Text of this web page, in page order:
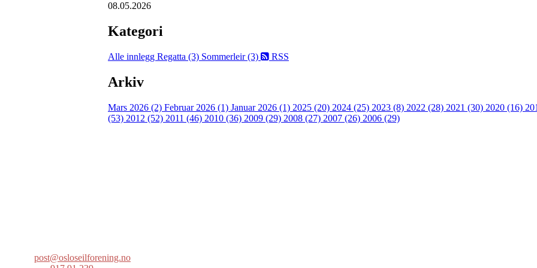
08.05.2026
Kategori
Alle innlegg Regatta (3) Sommerleir (3) RSS
Arkiv
Mars 2026 (2) Februar 2026 (1) Januar 2026 (1) 2025 (20) 2024 (25) 2023 (8) 2022 (28) 2021 (30) 2020 (16)
(53) 2012 (52) 2011 (46) 2010 (36) 2009 (29) 2008 (27) 2007 (26) 2006 (29)
post@osloseilforening.no